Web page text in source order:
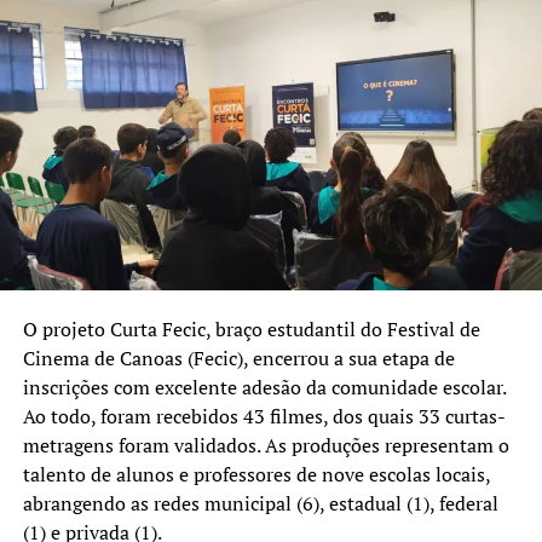
A força dos Quilombos”, “Entre tradição indígena e o
mundo contemporâneo” e “Gritos da Resistência”. Já a
EMEF Paulo Freire participa com “A pessoa que eu fui”,
“Racismo na Escola” e “O protótipo”, enquanto a EMEF
Professora Nancy Ferreira Pansera participa com o filme
“O dia do Labubus”.
Completam a seleção oficial os curtas “A Arte segundo
Cildo Meireles” e “A Cartomante”, produzidos no
Instituto Federal; “Daydream”, do Colégio IPUC e
André Leão Puente.
Além da exibição inédita das produções estudantis, a
Mostra Curta FECIC, que acontece dia 2 de julho, às 14h,
no Sesc Canoas, promoverá a entrega de certificados e a
seleção oficial das obras que irão concorrer na categoria
estudantil do 4º Festival de Cinema de Canoas, que
ocorre em setembro.
O projeto Curta Fecic, braço estudantil do Festival de
Cinema de Canoas (Fecic), encerrou a sua etapa de
inscrições com excelente adesão da comunidade escolar.
Ao todo, foram recebidos 43 filmes, dos quais 33 curtas-
metragens foram validados. As produções representam o
talento de alunos e professores de nove escolas locais,
abrangendo as redes municipal (6), estadual (1), federal
(1) e privada (1).